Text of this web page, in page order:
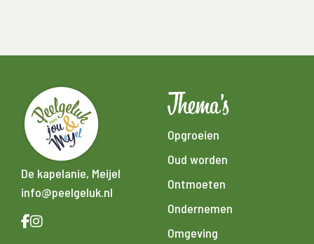
De kapelanie, Meijel
info@peelgeluk.nl
Thema's
Opgroeien
Oud worden
Ontmoeten
Ondernemen
Omgeving